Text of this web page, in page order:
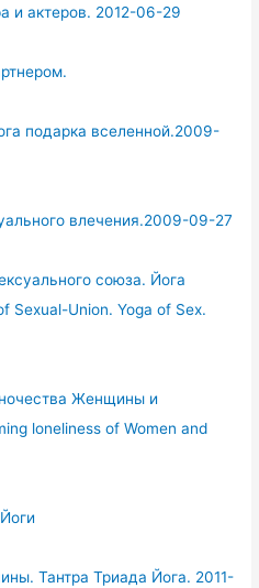
и актеров. 2012-06-29
подарка вселенной.2009-
влечения.2009-09-27
союза. Йога
Sexual-Union. Yoga of Sex.
Женщины и
loneliness of Women and
Тантра Триада Йога. 2011-